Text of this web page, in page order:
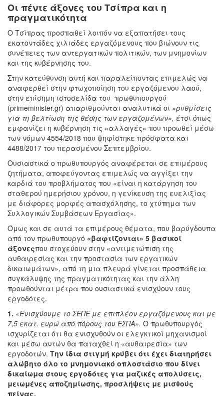
Οι πέντε άξονες του Τσίπρα και η
πραγματικότητα
Ο Τσίπρας προσπαθεί λοιπόν να εξαπατήσει τους
εκατοντάδες χιλιάδες εργαζόμενους που βιώνουν τις
συνέπειες των αντεργατικών πολιτικών, των μνημονίων
και της κυβέρνησης του.
Στην κατεύθυνση αυτή και παραλείποντας επιμελώς να
αναφερθεί στην φτωχοποίηση του εργαζόμενου λαού,
στην επίσημη ιστοσελίδα του πρωθυπουργού
(primeminister.gr) απαριθμούνται αναλυτικά οι «ρυθμίσεις
για τη βελτίωση της θέσης των εργαζομένων», έτσι όπως
εμφανίζει η κυβέρνηση τις «αλλαγές» που προωθεί μέσω
των νόμων 4554/2018 που ψηφίστηκε πρόσφατα και
4488/2017 του περασμένου Σεπτεμβρίου.
Ουσιαστικά ο πρωθυπουργός αναφέρεται σε επιμέρους
ζητήματα, αποφεύγοντας επιμελώς να αγγίξει την
καρδιά του προβλήματος που «είναι η κατάργηση του
σταθερού ημερήσιου χρόνου, η γενίκευση της ευελιξίας
με διάφορες μορφές απασχόλησης, το χτύπημα των
Συλλογικών Συμβάσεων Εργασίας».
Όμως και σε αυτά τα επιμέρους θέματα, που βαρύγδουπα
από τον πρωθυπουργό «βαφτίζονται» 5 βασικοί
άξονεςπου στοχεύουν στην «αντιμετώπιση της
αυθαιρεσίας και την προστασία των εργατικών
δικαιωμάτων», από τη μια πλευρά γίνεται προσπάθεια
συγκάλυψης της πραγματικότητας και την άλλη
προωθούνται μέτρα που ουσιαστικά ενισχύουν τους
εργοδότες.
1. «Ενισχύουμε το ΣΕΠΕ με επιπλέον εργαζόμενους και με
7,5 εκατ. ευρώ από πόρους του ΕΣΠΑ». Ο πρωθυπουργός
ισχυρίζεται ότι θα ενισχυθούν οι ελεγκτικοί μηχανισμοί
και μέσω αυτών θα παταχθεί η «αυθαιρεσία» των
εργοδοτών. Την ίδια στιγμή κρύβει ότι έχει διατηρήσει
αλώβητο όλο το μνημονιακό οπλοστάσιο που δίνει
δικαίωμα στους εργοδότες για μαζικές απολύσεις,
μειωμένες αποζημίωσης, προσλήψεις με μισθούς
πείνας.